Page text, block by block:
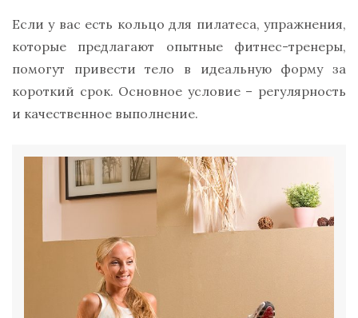
Если у вас есть кольцо для пилатеса, упражнения,
которые предлагают опытные фитнес-тренеры,
помогут привести тело в идеальную форму за
короткий срок. Основное условие – регулярность
и качественное выполнение.